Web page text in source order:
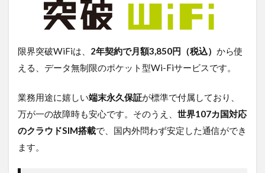
限界突破WiFiは、 2年契約で月額3,850円（税込） から使
える、データ無制限のポケット型Wi-Fiサービスです。
業務用途に嬉しい端末永久保証が標準で付属しており、
万が一の故障時も安心です。そのうえ、 世界107カ国対応
のクラウドSIM搭載で、国内外問わず安定した通信ができ
ます。